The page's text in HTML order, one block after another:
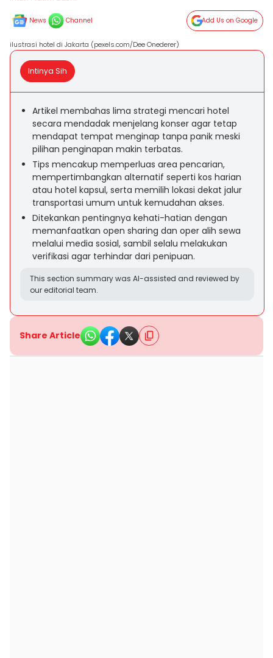
News Channel Add Us on Google
ilustrasi hotel di Jakarta (pexels.com/Dee Onederer)
Intinya Sih
Artikel membahas lima strategi mencari hotel
secara mendadak menjelang konser agar tetap
mendapat tempat menginap tanpa panik meski
pilihan penginapan makin terbatas.
Tips mencakup memperluas area pencarian,
mempertimbangkan alternatif seperti kos harian
atau hotel kapsul, serta memilih lokasi dekat jalur
transportasi umum untuk kemudahan akses.
Ditekankan pentingnya kehati-hatian dengan
memanfaatkan open sharing dan oper alih sewa
melalui media sosial, sambil selalu melakukan
verifikasi agar terhindar dari penipuan.
This section summary was AI-assisted and reviewed by
our editorial team.
Share Article